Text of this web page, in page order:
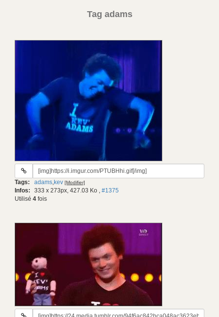
Tag adams
URL
gif:
Tags: adams,kev [Modifier]
Infos: 333 x 273px, 427.03 Ko , #1375
Utilisé 4 fois
URL